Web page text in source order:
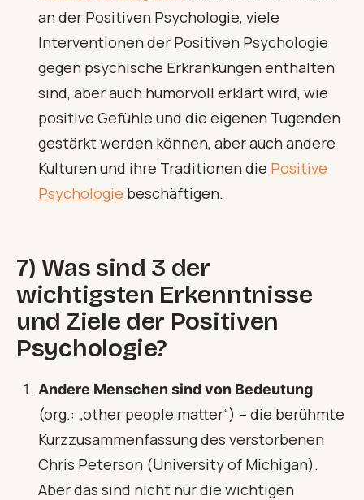
an der Positiven Psychologie, viele
Interventionen der Positiven Psychologie
gegen psychische Erkrankungen enthalten
sind, aber auch humorvoll erklärt wird, wie
positive Gefühle und die eigenen Tugenden
gestärkt werden können, aber auch andere
Kulturen und ihre Traditionen die Positive
Psychologie beschäftigen.
7) Was sind 3 der
wichtigsten Erkenntnisse
und Ziele der Positiven
Psychologie?
Andere Menschen sind von Bedeutung
(org.: „other people matter“) – die berühmte
Kurzzusammenfassung des verstorbenen
Chris Peterson (University of Michigan).
Aber das sind nicht nur die wichtigen